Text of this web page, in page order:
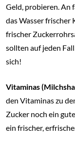
Geld, probieren. An
das Wasser frischer
frischer
sollten auf jeden
sich!
Vitaminas
den Vitaminas zu
Zucker noch ein
ein frischer,